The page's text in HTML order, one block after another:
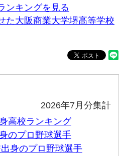
ンキングを見る
た大阪商業大学堺高等学校
2026年7月分集計
高校ランキング
のプロ野球選手
身のプロ野球選手